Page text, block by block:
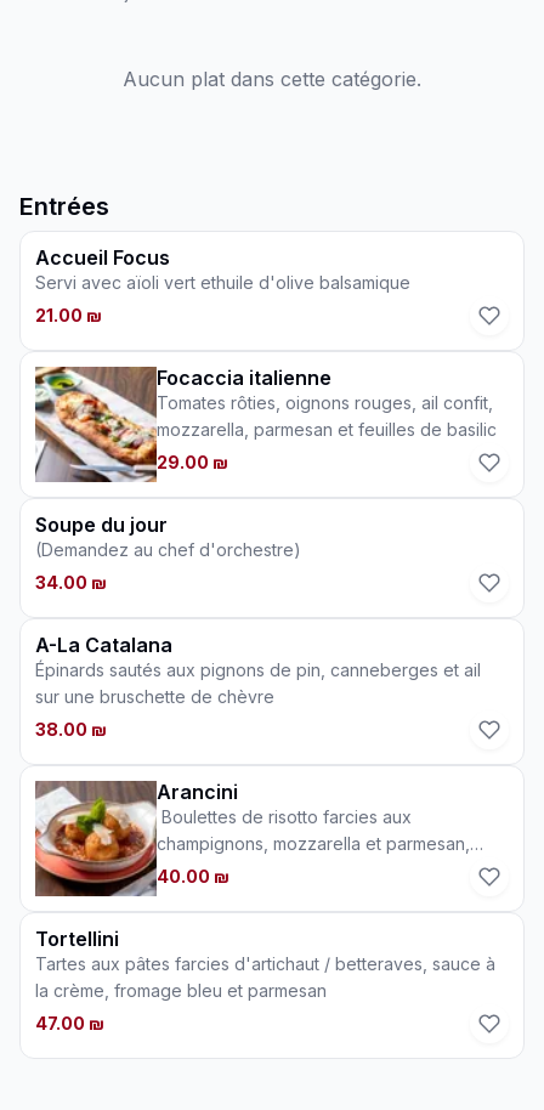
Aucun plat dans cette catégorie.
Entrées
Accueil Focus
Servi avec aïoli vert ethuile d'olive balsamique
21.00 ₪
Focaccia italienne
Tomates rôties, oignons rouges, ail confit,
mozzarella, parmesan et feuilles de basilic
29.00 ₪
Soupe du jour
(Demandez au chef d'orchestre)
34.00 ₪
A-La Catalana
Épinards sautés aux pignons de pin, canneberges et ail
sur une bruschette de chèvre
38.00 ₪
Arancini
Boulettes de risotto farcies aux
champignons, mozzarella et parmesan,
nappage croustillant, sur sauce tomate et
40.00 ₪
Tortellini
Tartes aux pâtes farcies d'artichaut / betteraves, sauce à
la crème, fromage bleu et parmesan
47.00 ₪